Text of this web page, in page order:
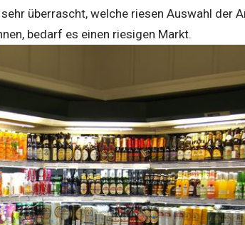
überrascht, welche riesen Auswahl der
bedarf es einen riesigen Markt.